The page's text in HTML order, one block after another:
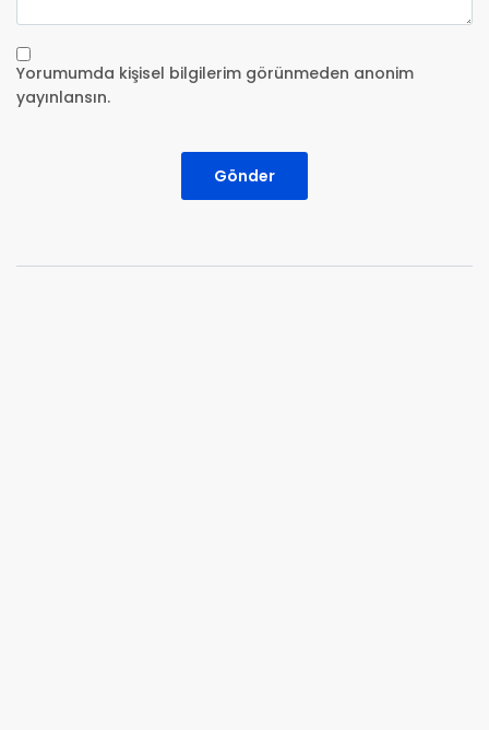
Yorumumda kişisel bilgilerim görünmeden anonim
yayınlansın.
Gönder